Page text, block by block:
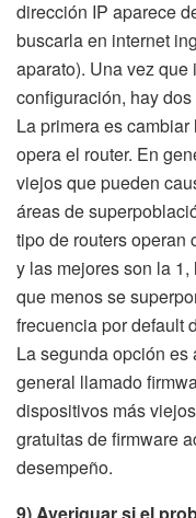
dirección IP aparece
buscarla en internet
aparato). Una vez
configuración, hay
La primera es
opera el router. En
viejos que pueden
áreas de
tipo de routers operan
y las mejores son la
que menos se
frecuencia por default
La segunda opción es
general llamado
dispositivos más
gratuitas de firmware
desempeño.
9) Averiguar si el